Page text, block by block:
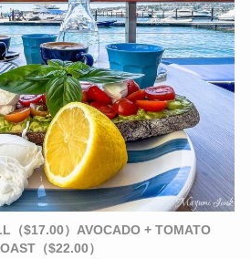
（$17.00）AVOCADO + TOMATO
（$22.00）